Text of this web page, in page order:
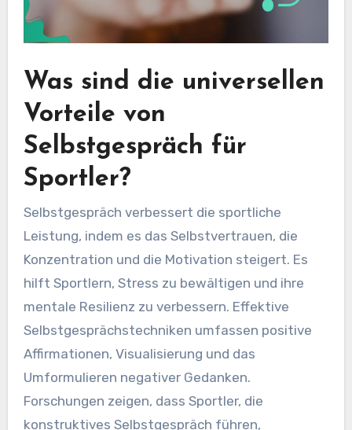
Was sind die universellen
Vorteile von
Selbstgespräch für
Sportler?
Selbstgespräch verbessert die sportliche
Leistung, indem es das Selbstvertrauen, die
Konzentration und die Motivation steigert. Es
hilft Sportlern, Stress zu bewältigen und ihre
mentale Resilienz zu verbessern. Effektive
Selbstgesprächstechniken umfassen positive
Affirmationen, Visualisierung und das
Umformulieren negativer Gedanken.
Forschungen zeigen, dass Sportler, die
konstruktives Selbstgespräch führen,